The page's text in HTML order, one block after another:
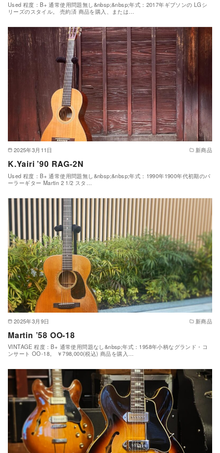
Used 程度：B+ 通常使用問題無し&nbsp;&nbsp;年式：2017年ギブソンの LGシ
リーズのスタイル。 売約済 商品を購入、または…
2025年3月11日 新商品
K.Yairi ’90 RAG-2N
Used 程度：B+ 通常使用問題無し&nbsp;&nbsp;年式：1990年1900年代初期のパ
ーラーギター Martin 2 1/2 スタ…
2025年3月9日 新商品
Martin ’58 OO-18
VINTAGE 程度：B+ 通常使用問題なし&nbsp;年式：1958年小柄なグランド・コ
ンサート OO-18。 ￥798,000(税込) 商品を購入…